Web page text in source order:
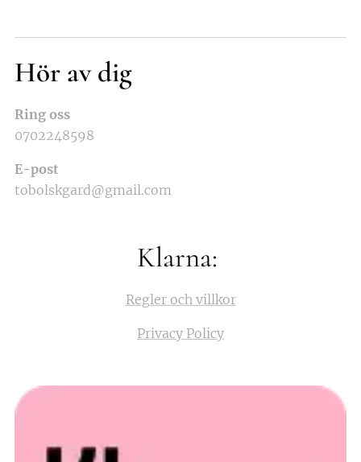
Hör av dig
Ring oss
0702248598
E-post
tobolskgard@gmail.com
Klarna:
Regler och villkor
Privacy Policy